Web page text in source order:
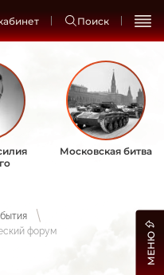
Поиск
Московская битва
форум
МЕНЮ